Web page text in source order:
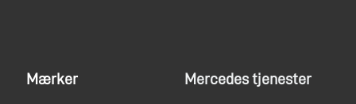
Mærker Mercedes tjenester